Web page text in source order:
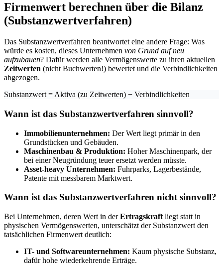
Firmenwert berechnen über die Bilanz
(Substanzwertverfahren)
Das Substanzwertverfahren beantwortet eine andere Frage: Was
würde es kosten, dieses Unternehmen von Grund auf neu
aufzubauen? Dafür werden alle Vermögenswerte zu ihren aktuellen
Zeitwerten (nicht Buchwerten!) bewertet und die Verbindlichkeiten
abgezogen.
Substanzwert = Aktiva (zu Zeitwerten) − Verbindlichkeiten
Wann ist das Substanzwertverfahren sinnvoll?
Immobilienunternehmen: Der Wert liegt primär in den
Grundstücken und Gebäuden.
Maschinenbau & Produktion: Hoher Maschinenpark, der
bei einer Neugründung teuer ersetzt werden müsste.
Asset-heavy Unternehmen: Fuhrparks, Lagerbestände,
Patente mit messbarem Marktwert.
Wann ist das Substanzwertverfahren nicht sinnvoll?
Bei Unternehmen, deren Wert in derErtragskraft liegt statt in
physischen Vermögenswerten, unterschätzt der Substanzwert den
tatsächlichen Firmenwert deutlich:
IT- und Softwareunternehmen: Kaum physische Substanz,
dafür hohe wiederkehrende Erträge.